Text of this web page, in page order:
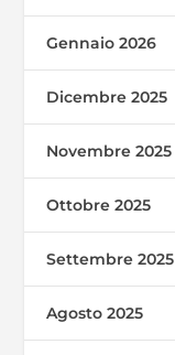
Gennaio 2026
Dicembre 2025
Novembre 2025
Ottobre 2025
Settembre 2025
Agosto 2025